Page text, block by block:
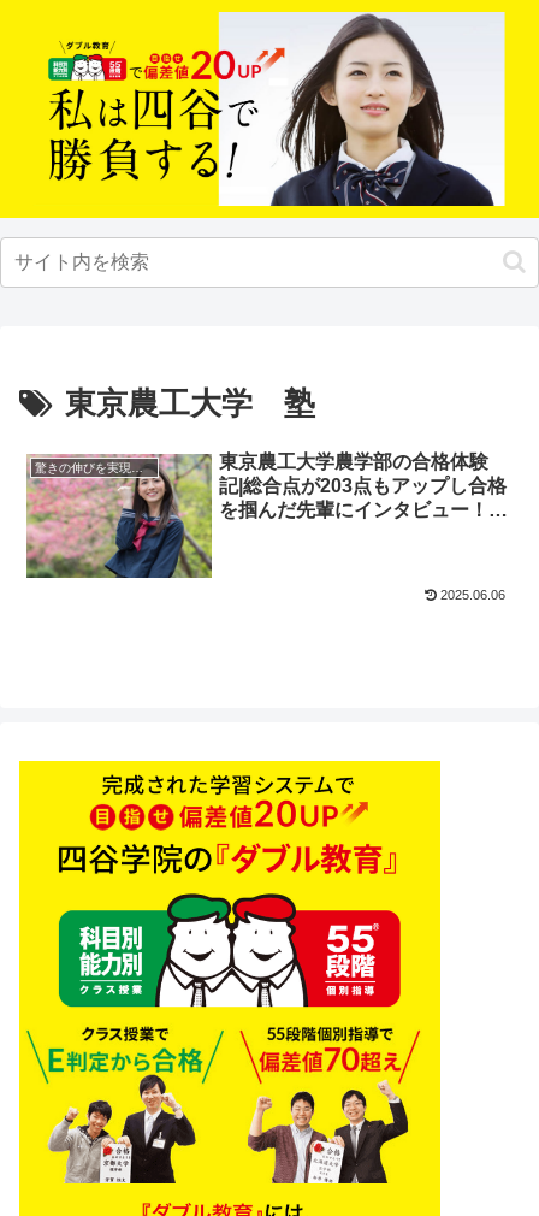
東京農工大学 塾
驚きの伸びを実現｜先輩列伝
東京農工大学農学部の合格体験
記|総合点が203点もアップし合格
を掴んだ先輩にインタビュー！大
2025.06.06